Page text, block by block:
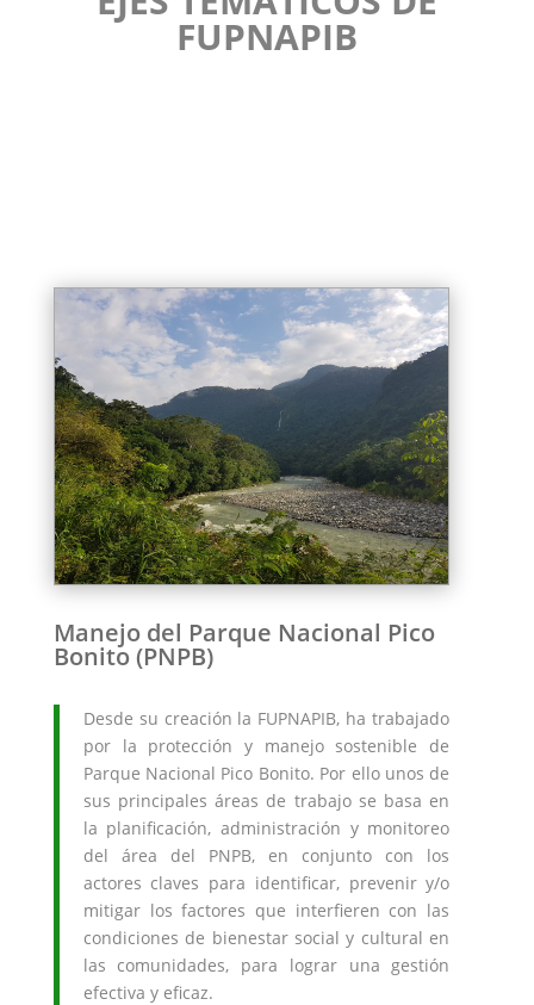
FUPNAPIB
Manejo del Parque Nacional Pico
Bonito (PNPB)
Desde su creación la FUPNAPIB, ha trabajado
por la protección y manejo sostenible de
Parque Nacional Pico Bonito. Por ello unos de
sus principales áreas de trabajo se basa en
la planificación, administración y monitoreo
del área del PNPB, en conjunto con los
actores claves para identificar, prevenir y/o
mitigar los factores que interfieren con las
condiciones de bienestar social y cultural en
las comunidades, para lograr una gestión
efectiva y eficaz.